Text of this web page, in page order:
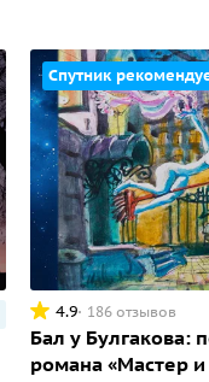
Спутник
4.9 186 отзывов
Бал у Булгакова:
романа «Мастер